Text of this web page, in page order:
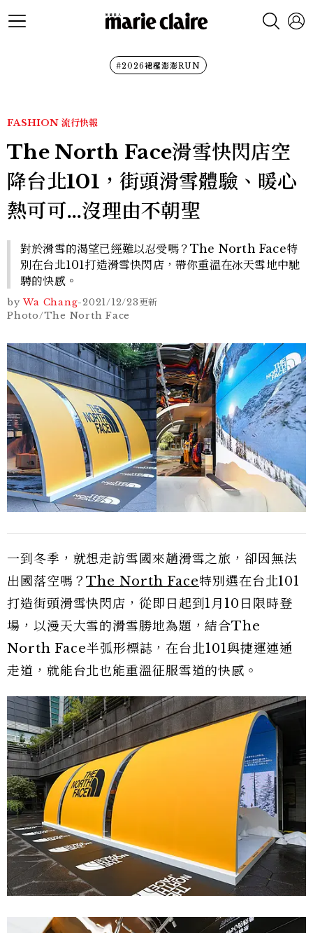
#2026裙襬澎澎RUN
FASHION 流行快報
The North Face滑雪快閃店空
降台北101，街頭滑雪體驗、暖心
熱可可…沒理由不朝聖
對於滑雪的渴望已經難以忍受嗎？The North Face特
別在台北101打造滑雪快閃店，帶你重溫在冰天雪地中馳
騁的快感。
by Wa Chang-2021/12/23更新
Photo/The North Face
一到冬季，就想走訪雪國來趟滑雪之旅，卻因無法
出國落空嗎？The North Face特別選在台北101
打造街頭滑雪快閃店，從即日起到1月10日限時登
場，以漫天大雪的滑雪勝地為題，結合The
North Face半弧形標誌，在台北101與捷運連通
走道，就能台北也能重溫征服雪道的快感。